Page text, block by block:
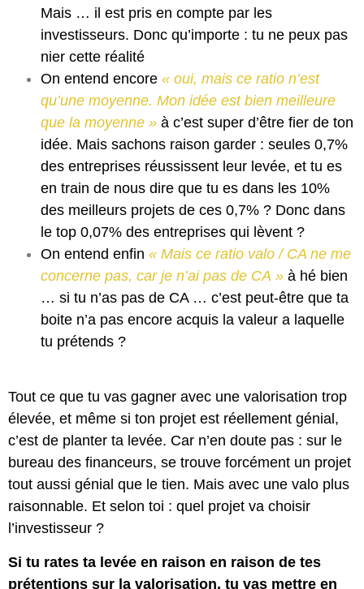
Mais … il est pris en compte par les
investisseurs. Donc qu’importe : tu ne peux pas
nier cette réalité
On entend encore « oui, mais ce ratio n’est
qu’une moyenne. Mon idée est bien meilleure
que la moyenne » à c’est super d’être fier de ton
idée. Mais sachons raison garder : seules 0,7%
des entreprises réussissent leur levée, et tu es
en train de nous dire que tu es dans les 10%
des meilleurs projets de ces 0,7% ? Donc dans
le top 0,07% des entreprises qui lèvent ?
On entend enfin « Mais ce ratio valo / CA ne me
concerne pas, car je n’ai pas de CA » à hé bien
… si tu n’as pas de CA … c’est peut-être que ta
boite n’a pas encore acquis la valeur a laquelle
tu prétends ?
Tout ce que tu vas gagner avec une valorisation trop
élevée, et même si ton projet est réellement génial,
c’est de planter ta levée. Car n’en doute pas : sur le
bureau des financeurs, se trouve forcément un projet
tout aussi génial que le tien. Mais avec une valo plus
raisonnable. Et selon toi : quel projet va choisir
l’investisseur ?
Si tu rates ta levée en raison en raison de tes
prétentions sur la valorisation, tu vas mettre en